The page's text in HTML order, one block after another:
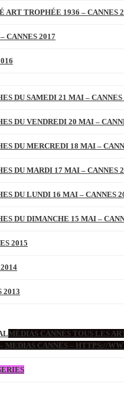
ART TROPHÉE 1936 – CANNES
CANNES 2017
DU SAMEDI 21 MAI – CANNES
DU VENDREDI 20 MAI –
DU MERCREDI 18 MAI –
DU MARDI 17 MAI – CANNES
DU LUNDI 16 MAI – CANNES
DU DIMANCHE 15 MAI –
2015
2013
MÉDIAS CANNES TOUS LES
MEDIAS CANNES – HTTPS://